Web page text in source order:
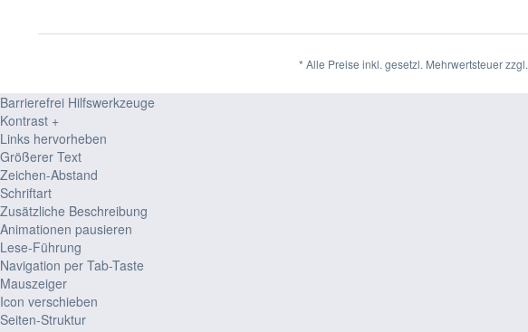
* Alle Preise inkl. gesetzl. Mehrwertsteuer zzgl.
Barrierefrei Hilfswerkzeuge
Kontrast +
Links hervorheben
Größerer Text
Zeichen-Abstand
Schriftart
Zusätzliche Beschreibung
Animationen pausieren
Lese-Führung
Navigation per Tab-Taste
Mauszeiger
Icon verschieben
Seiten-Struktur